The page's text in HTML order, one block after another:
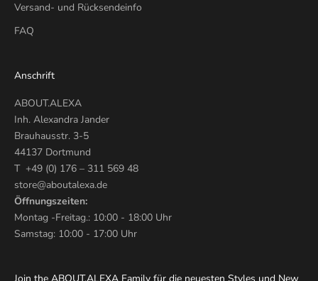
Versand- und Rücksendeinfo
FAQ
Anschrift
ABOUT.ALEXA
Inh. Alexandra Jander
Brauhausstr. 3-5
44137 Dortmund
T +49 (0) 176 – 311 569 48
store@aboutalexa.de
Öffnungszeiten:
Montag -Freitag.: 10:00 - 18:00 Uhr
Samstag: 10:00 - 17:00 Uhr